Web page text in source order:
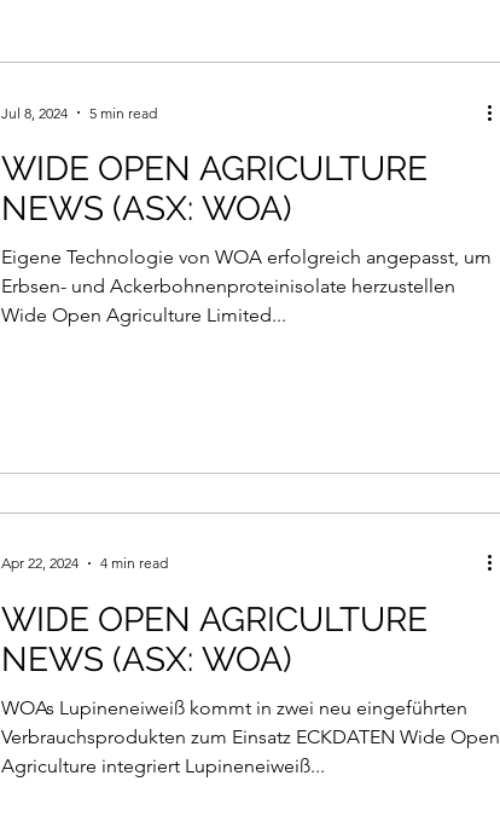
WIDE OPEN AGRICULTURE
NEWS (ASX: WOA)
Eigene Technologie von WOA erfolgreich angepasst, um
Erbsen- und Ackerbohnenproteinisolate herzustellen
Wide Open Agriculture Limited...
Jul 8, 2024 5 min read
WIDE OPEN AGRICULTURE
NEWS (ASX: WOA)
WOAs Lupineneiweiß kommt in zwei neu eingeführten
Verbrauchsprodukten zum Einsatz ECKDATEN Wide Open
Agriculture integriert Lupineneiweiß...
Apr 22, 2024 4 min read